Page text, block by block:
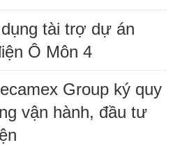
tài trợ dự án
Ô Môn 4
Group ký quy
vận hành, đầu tư